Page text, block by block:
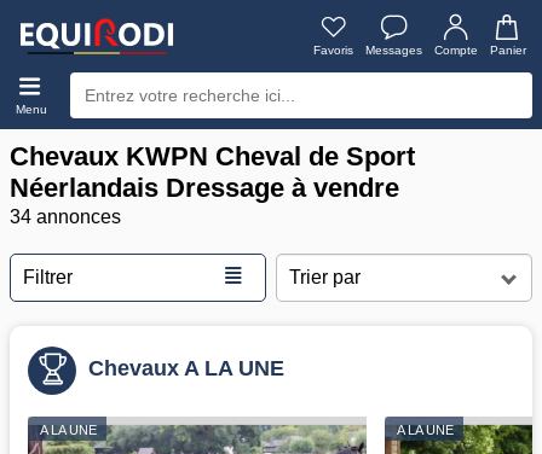
Favoris Messages Compte Panier
Menu
Chevaux KWPN Cheval de Sport
Néerlandais Dressage à vendre
34 annonces
Filtrer ≣
Chevaux A LA UNE
A LA UNE A LA UNE